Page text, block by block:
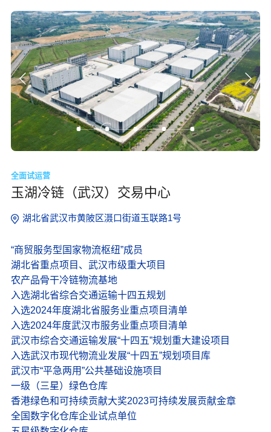
全面试运营
玉湖冷链（武汉）交易中心
湖北省武汉市黄陂区滠口街道玉联路1号
“商贸服务型国家物流枢纽”成员
湖北省重点项目、武汉市级重大项目
农产品骨干冷链物流基地
入选湖北省综合交通运输十四五规划
入选2024年度湖北省服务业重点项目清单
入选2024年度武汉市服务业重点项目清单
武汉市综合交通运输发展“十四五”规划重大建设项目
入选武汉市现代物流业发展“十四五”规划项目库
武汉市“平急两用”公共基础设施项目
一级（三星）绿色仓库
香港绿色和可持续贡献大奖2023可持续发展贡献金章
全国数字化仓库企业试点单位